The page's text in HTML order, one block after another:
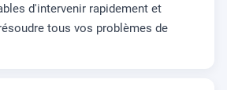
d'intervenir rapidement et
tous vos problèmes de